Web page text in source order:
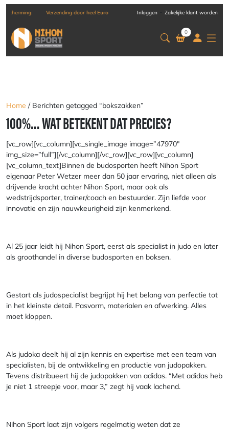
Verzending door heel Europa Inloggen Zakelijke klant worden
0
Home / Berichten getagged “bokszakken”
100%… WAT BETEKENT DAT PRECIES?
[vc_row][vc_column][vc_single_image image=”47970″
img_size=”full”][/vc_column][/vc_row][vc_row][vc_column]
[vc_column_text]Binnen de budosporten heeft Nihon Sport
eigenaar Peter Wetzer meer dan 50 jaar ervaring, niet alleen als
drijvende kracht achter Nihon Sport, maar ook als
wedstrijdsporter, trainer/coach en bestuurder. Zijn liefde voor
innovatie en zijn nauwkeurigheid zijn kenmerkend.
Al 25 jaar leidt hij Nihon Sport, eerst als specialist in judo en later
als groothandel in diverse budosporten en boksen.
Gestart als judospecialist begrijpt hij het belang van perfectie tot
in het kleinste detail. Pasvorm, materialen en afwerking. Alles
moet kloppen.
Als judoka deelt hij al zijn kennis en expertise met een team van
specialisten, bij de ontwikkeling en productie van judopakken.
Tevens distribueert hij de judopakken van adidas. “Met adidas heb
je niet 1 streepje voor, maar 3,” zegt hij vaak lachend.
Nihon Sport laat zijn volgers regelmatig weten dat ze